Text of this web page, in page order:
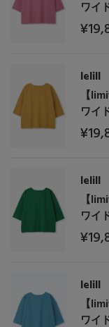
ベーシックとト
ワイ
lelill
【
ワイ
lelill
【
ワイ
lelill
【
ワイ